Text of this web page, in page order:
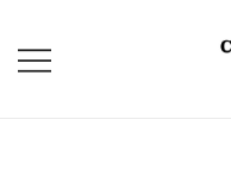
contenuto